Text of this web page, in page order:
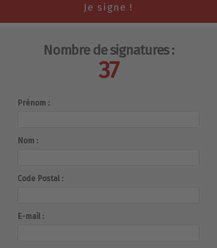
Nombre de signatures :
37
Prénom :
Nom :
Code Postal :
E-mail :